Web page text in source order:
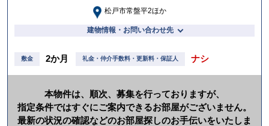
松戸市常盤平2ほか
建物情報・お問い合わせ先
敷金 2か月 礼金・仲介手数料・更新料・保証人 ナシ
本物件は、順次、募集を行っておりますが、
指定条件ではすぐにご案内できるお部屋がございません。
最新の状況の確認などのお部屋探しのお手伝いをいたしま